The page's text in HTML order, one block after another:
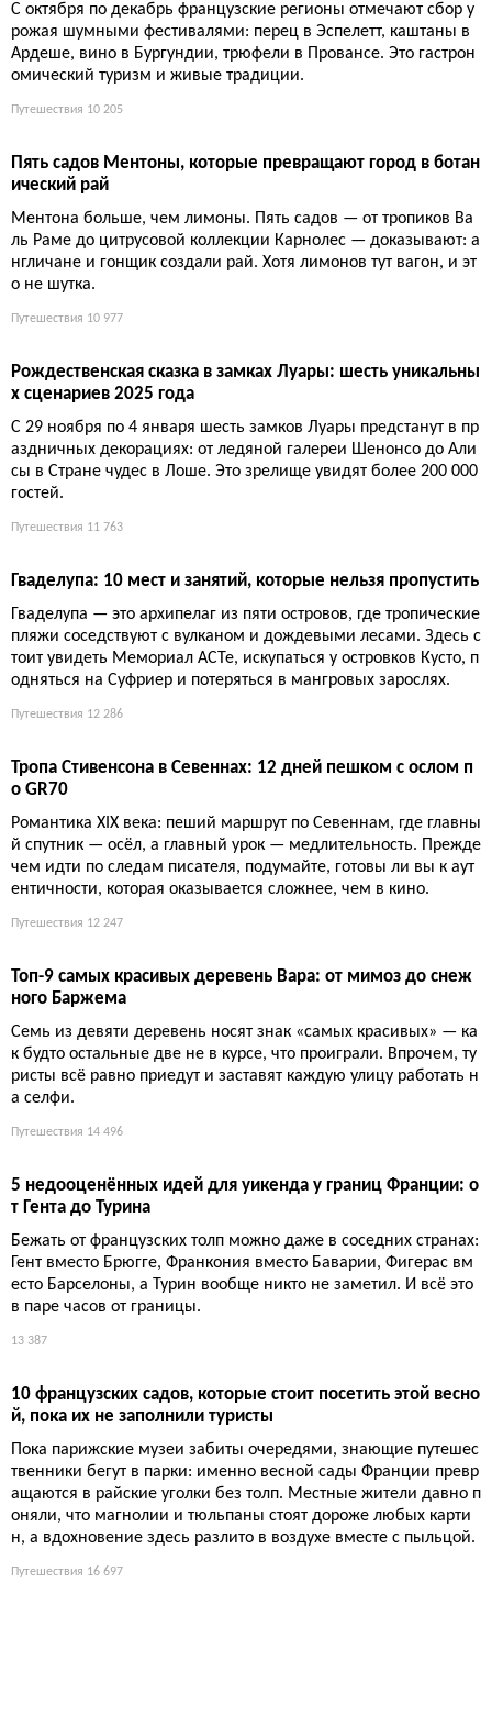
Остров Эльба: как сосланный Наполеон построил импери
ю на 224 квадратных километрах
Свергнутый император за десять месяцев превратил крошеч
хты, театр и традицию вручения ключей от винного погреба
Путешествия 8 489
Зимняя Франция без лыж: 5 неочевидных направлений, к
оторые спасут от уныния
Пока Альпы задыхаются от толп, нормальные люди едут к шт
урный берег. Дешевле, спокойнее и без чувства вины за угле
Путешествия 9 764
Пять самых красивых деревень Ардеша: от Балязюка до
Лабома
Ардеш — это не только знаменитые ущелья. Пять деревень с
что настоящая Франция спрятана в деталях. Идеально для те
Путешествия 9 762
Осень во Франции: главные праздники терруара — от пер
ца до трюфелей
рожая шумными фестивалями: перец в Эспелетт, каштаны в
омический туризм и живые традиции.
Путешествия
Пять садов Ментоны, которые превращают город в ботан
ический рай
ль Раме до цитрусовой коллекции Карнолес — доказывают: а
о не шутка.
Путешествия 10 977
Рождественская сказка в замках Луары: шесть уникальны
х сценариев 2025 года
аздничных декорациях: от ледяной галереи Шенонсо до Али
гостей.
Путешествия 11 763
Гваделупа: 10 мест и занятий, которые нельзя пропустить
Гваделупа — это архипелаг из пяти островов, где тропические
тоит увидеть Мемориал ACTe, искупаться у островков Кусто, п
Путешествия 12 286
Тропа Стивенсона в Севеннах: 12 дней пешком с ослом п
о GR70
Романтика XIX века: пеший маршрут по Севеннам, где главны
й спутник — осёл, а главный урок — медлительность. Прежде
ентичности, которая оказывается сложнее, чем в кино.